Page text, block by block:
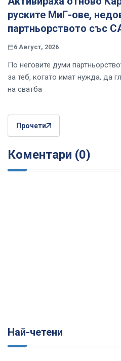
руските МиГ-ове,
партньорството със
6 Август, 2026
По неговите думи
за теб, когато имат нужда, да
на сватба
Прочети
Коментари (0)
Най-четени